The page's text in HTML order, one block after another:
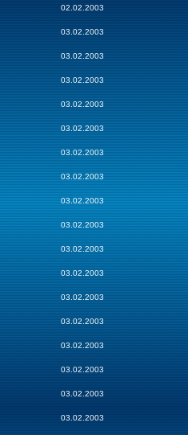
02.02.2003
03.02.2003
03.02.2003
03.02.2003
03.02.2003
03.02.2003
03.02.2003
03.02.2003
03.02.2003
03.02.2003
03.02.2003
03.02.2003
03.02.2003
03.02.2003
03.02.2003
03.02.2003
03.02.2003
03.02.2003